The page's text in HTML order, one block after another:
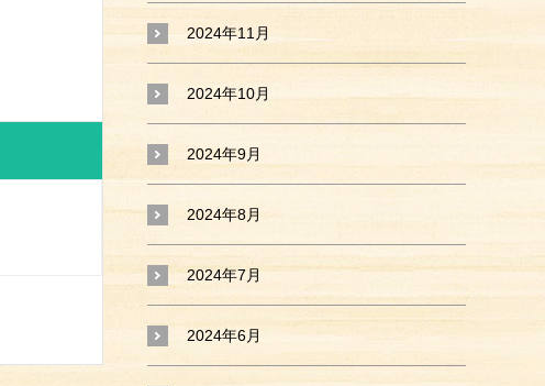
2024年11月
2024年10月
2024年9月
2024年8月
2024年7月
2024年6月